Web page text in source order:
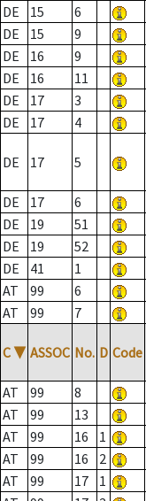
DE
15 6
DE
15 9
DE
16 9
DE
16 11
DE
17 3
DE
17 4
DE 17 5
DE 17 6
DE
19 51
DE
19 52
DE
41 1
AT
99 6
AT
99 7
C ▼ ASSOC No. D Code
AT 99 8
AT
99 13
AT
99 16 1
AT
99 16 2
AT
99 17 1